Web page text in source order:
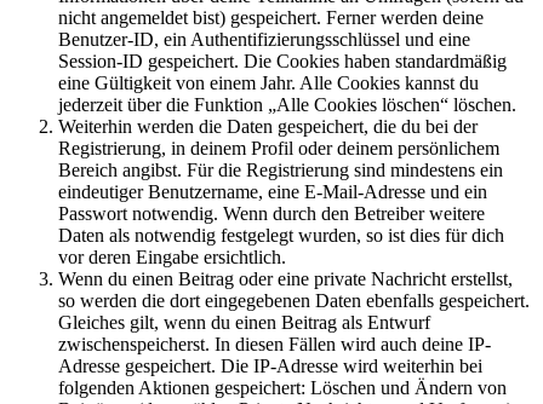
nicht angemeldet bist) gespeichert. Ferner werden deine
Benutzer-ID, ein Authentifizierungsschlüssel und eine
Session-ID gespeichert. Die Cookies haben standardmäßig
eine Gültigkeit von einem Jahr. Alle Cookies kannst du
jederzeit über die Funktion „Alle Cookies löschen“ löschen.
Weiterhin werden die Daten gespeichert, die du bei der
Registrierung, in deinem Profil oder deinem persönlichem
Bereich angibst. Für die Registrierung sind mindestens ein
eindeutiger Benutzername, eine E-Mail-Adresse und ein
Passwort notwendig. Wenn durch den Betreiber weitere
Daten als notwendig festgelegt wurden, so ist dies für dich
vor deren Eingabe ersichtlich.
Wenn du einen Beitrag oder eine private Nachricht erstellst,
so werden die dort eingegebenen Daten ebenfalls gespeichert.
Gleiches gilt, wenn du einen Beitrag als Entwurf
zwischenspeicherst. In diesen Fällen wird auch deine IP-
Adresse gespeichert. Die IP-Adresse wird weiterhin bei
folgenden Aktionen gespeichert: Löschen und Ändern von